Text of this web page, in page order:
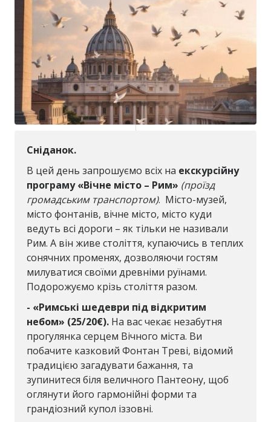
Сніданок.
В цей день запрошуємо всіх на екскурсійну
програму «Вічне місто – Рим» (проїзд
громадським транспортом). Місто-музей,
місто фонтанів, вічне місто, місто куди
ведуть всі дороги – як тільки не називали
Рим. А він живе століття, купаючись в теплих
сонячних променях, дозволяючи гостям
милуватися своїми древніми руїнами.
Подорожуємо крізь століття разом.
- «Римські шедеври під відкритим
небом» (25/20€). На вас чекає незабутня
прогулянка серцем Вічного міста. Ви
побачите казковий Фонтан Треві, відомий
традицією загадувати бажання, та
зупинитеся біля величного Пантеону, щоб
оглянути його гармонійні форми та
грандіозний купол іззовні.